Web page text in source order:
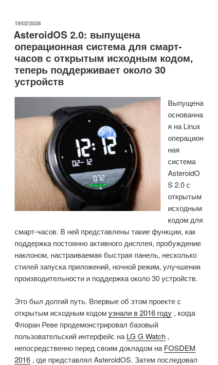
уровня
5G
RedCap
M.2
и
поддерживают
резервный
режим
LTE
4
и
многосистемную
GNSS.»
ОПУБЛИКОВАНО
19/02/2026
AsteroidOS 2.0: выпущена
операционная система для смарт-
часов с открытым исходным кодом,
теперь поддерживает около 30
устройств
Выпущена
основанна
я на Linux
операцион
ная
система
AsteroidO
S 2.0 с
открытым
исходным
кодом для
смарт-часов. В ней представлены такие функции, как
поддержка постоянно активного дисплея, пробуждение
наклоном, настраиваемая быстрая панель, несколько
стилей запуска приложений, ночной режим, улучшения
производительности и поддержка около 30 устройств.
Это был долгий путь. Впервые об этом проекте с
открытым исходным кодомузнали в 2016 году , когда
Флоран Реве продемонстрировал базовый
пользовательский интерфейс на LG G Watch ,
непосредственно перед своим докладом на FOSDEM
2016 , где представлял AsteroidOS. Затем последовал